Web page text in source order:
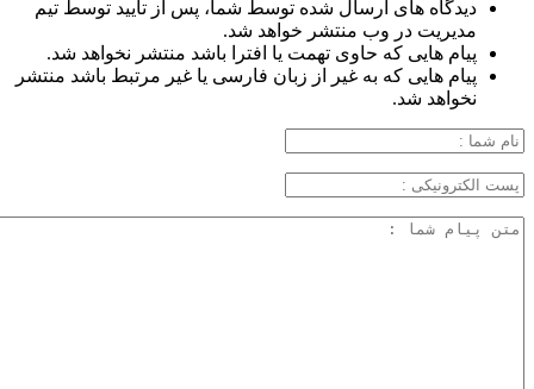
دیدگاه های ارسال شده توسط شما، پس از تایید توسط تیم
مدیریت در وب منتشر خواهد شد.
پیام هایی که حاوی تهمت یا افترا باشد منتشر نخواهد شد.
پیام هایی که به غیر از زبان فارسی یا غیر مرتبط باشد منتشر
نخواهد شد.